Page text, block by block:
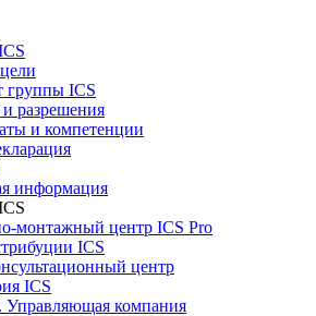
группы ICS
разрешения
и компетенции
информация
монтажный центр ICS Pro
ICS
центр
ICS
Управляющая компания